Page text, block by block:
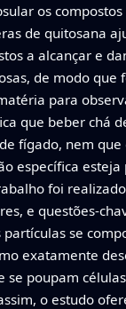
os
de quitosana
a alcançar e
de modo que
para
que beber chá
fígado, nem que
específica esteja
foi
e questões-
partículas se
exatamente
se poupam
o estudo